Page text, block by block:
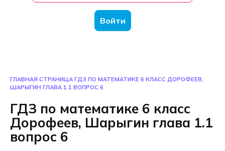
Войти
ГЛАВНАЯ СТРАНИЦА ГДЗ ПО МАТЕМАТИКЕ 6 КЛАСС ДОРОФЕЕВ,
ШАРЫГИН ГЛАВА 1.1 ВОПРОС 6
ГДЗ по математике 6 класс
Дорофеев, Шарыгин глава 1.1
вопрос 6